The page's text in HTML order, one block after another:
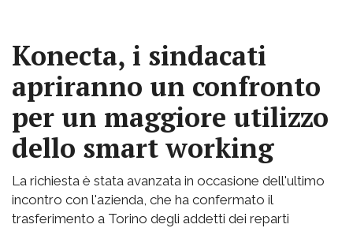
Konecta, i sindacati
apriranno un confronto
per un maggiore utilizzo
dello smart working
La richiesta è stata avanzata in occasione dell'ultimo
incontro con l'azienda, che ha confermato il
trasferimento a Torino degli addetti dei reparti